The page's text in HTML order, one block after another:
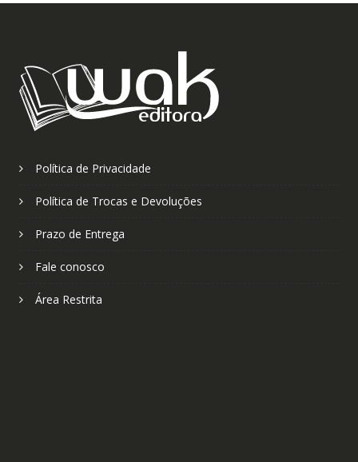
Política de Privacidade
Política de Trocas e Devoluções
Prazo de Entrega
Fale conosco
Área Restrita